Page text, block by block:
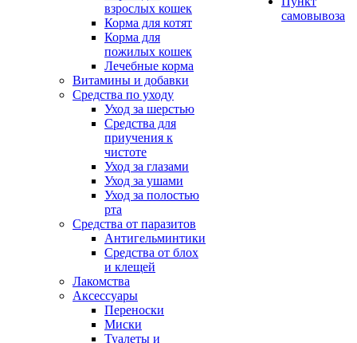
взрослых кошек
Корма для котят
Корма для
пожилых кошек
Лечебные корма
Витамины и добавки
Средства по уходу
Уход за шерстью
Средства для
приучения к
чистоте
Уход за глазами
Уход за ушами
Уход за полостью
рта
Средства от паразитов
Антигельминтики
Средства от блох
и клещей
Лакомства
Аксессуары
Переноски
Миски
Туалеты и
самовывоза